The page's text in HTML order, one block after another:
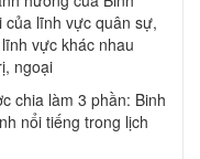
của lĩnh vực quân sự,
vực khác nhau
ngoại
chia làm 3 phần: Binh
nổi tiếng trong lịch